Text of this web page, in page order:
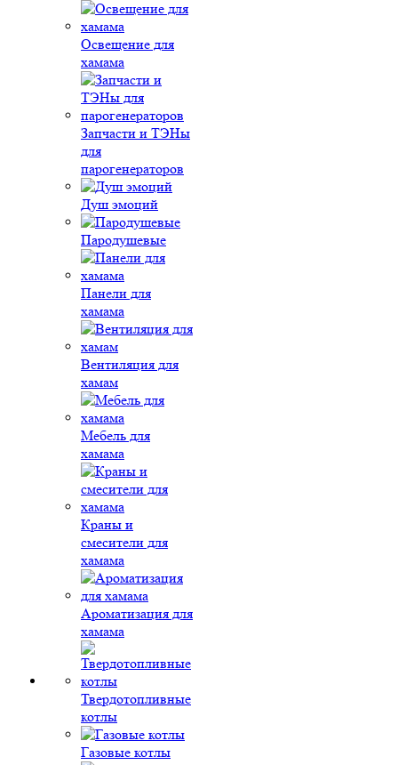
Освещение для
хамама
Запчасти и ТЭНы
для
парогенераторов
Душ эмоций
Пародушевые
Панели для
хамама
Вентиляция для
хамам
Мебель для
хамама
Краны и
смесители для
хамама
Ароматизация для
хамама
Твердотопливные
котлы
Газовые котлы